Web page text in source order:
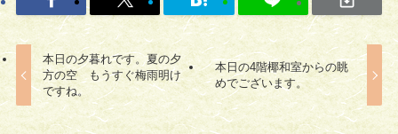
本日の夕暮れです。夏の夕
方の空 もうすぐ梅雨明け
ですね。
本日の4階椰和室からの眺
めでございます。